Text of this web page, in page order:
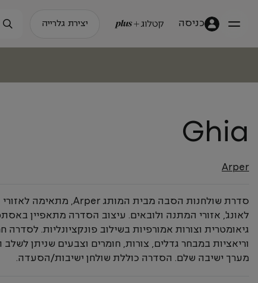
כניסה יצירת גלרייה
Ghia
Arper
סדרת שולחנות הסבה מבית המותג Arper, מתאימה לאזורי
לאונג', אזורי המתנה ולובאים. עיצוב הסדרה מתאפיין
גיאומטרית וצורות אמורפיות בשילוב פונקציונליות. לסדרה
וריאציות במבחר גדלים, צורות, חומרים וצבעים שניתן לשלב
מערך ישיבה שלם. הסדרה כוללת שולחן ישיבות/הסעדה.